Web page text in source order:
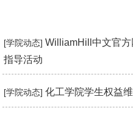
[学院动态]WilliamHill中文官方
指导活动
[学院动态]化工学院学生权益